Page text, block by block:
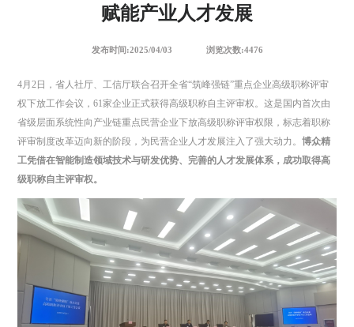
赋能产业人才发展
发布时间:2025/04/03 浏览次数:4476
4月2日，省人社厅、工信厅联合召开全省“筑峰强链”重点企业高级职称评审
权下放工作会议，61家企业正式获得高级职称自主评审权。这是国内首次由
省级层面系统性向产业链重点民营企业下放高级职称评审权限，标志着职称
评审制度改革迈向新的阶段，为民营企业人才发展注入了强大动力。博众精
工凭借在智能制造领域技术与研发优势、完善的人才发展体系，成功取得高
级职称自主评审权。